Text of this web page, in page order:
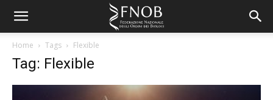
Home Tags Flexible
Tag: Flexible